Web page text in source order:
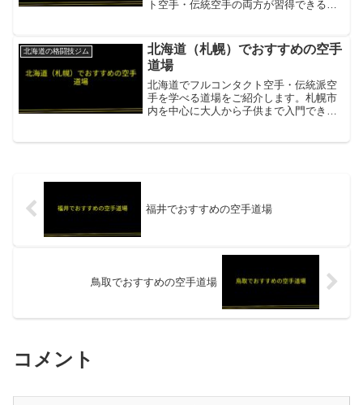
ト空手・伝統空手の両方が習得できる施
ト）の両方に対応。132㎡の広い稽古場。
サンドバッグ・ウエイ...
北海道の格闘技ジム
北海道（札幌）でおすすめの空手
道場
北海道でフルコンタクト空手・伝統派空
手を学べる道場をご紹介します。札幌市
内を中心に大人から子供まで入門できる
福井でおすすめの空手道場
鳥取でおすすめの空手道場
コメント